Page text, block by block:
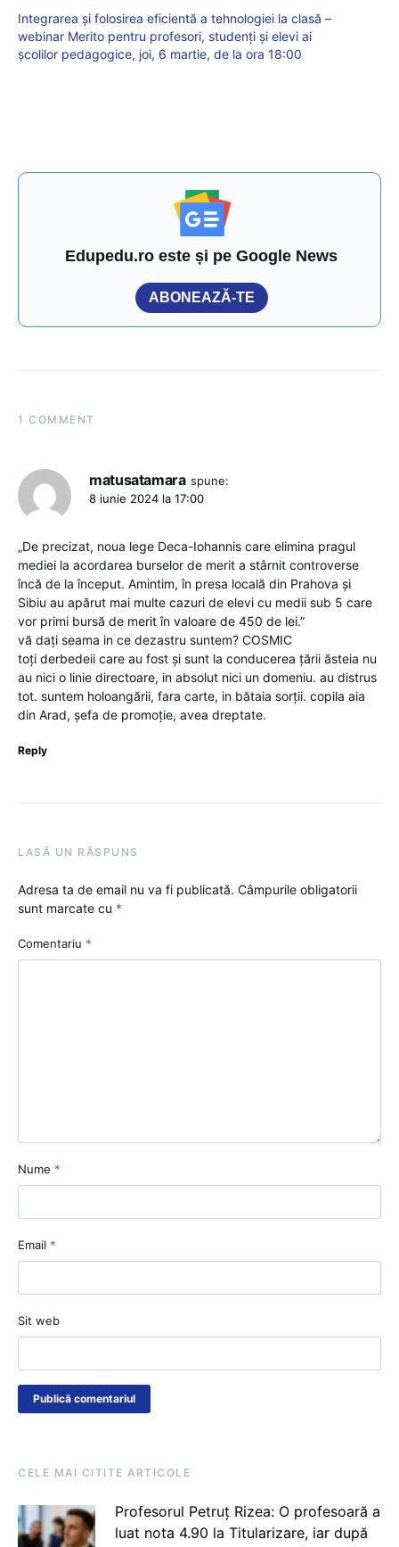
Integrarea și folosirea eficientă a tehnologiei la clasă –
webinar Merito pentru profesori, studenți și elevi ai
școlilor pedagogice, joi, 6 martie, de la ora 18:00
Edupedu.ro este și pe Google News
ABONEAZĂ-TE
1 COMMENT
matusatamara spune:
8 iunie 2024 la 17:00
„De precizat, noua lege Deca-Iohannis care elimina pragul
mediei la acordarea burselor de merit a stârnit controverse
încă de la început. Amintim, în presa locală din Prahova și
Sibiu au apărut mai multe cazuri de elevi cu medii sub 5 care
vor primi bursă de merit în valoare de 450 de lei.”
vă dați seama in ce dezastru suntem? COSMIC
toți derbedeii care au fost și sunt la conducerea țării ăsteia nu
au nici o linie directoare, in absolut nici un domeniu. au distrus
tot. suntem holoangării, fara carte, in bătaia sorții. copila aia
din Arad, șefa de promoție, avea dreptate.
Reply
LASĂ UN RĂSPUNS
Adresa ta de email nu va fi publicată. Câmpurile obligatorii
sunt marcate cu *
Comentariu *
Nume *
Email *
Sit web
CELE MAI CITITE ARTICOLE
Profesorul Petruț Rizea: O profesoară a
luat nota 4.90 la Titularizare, iar după